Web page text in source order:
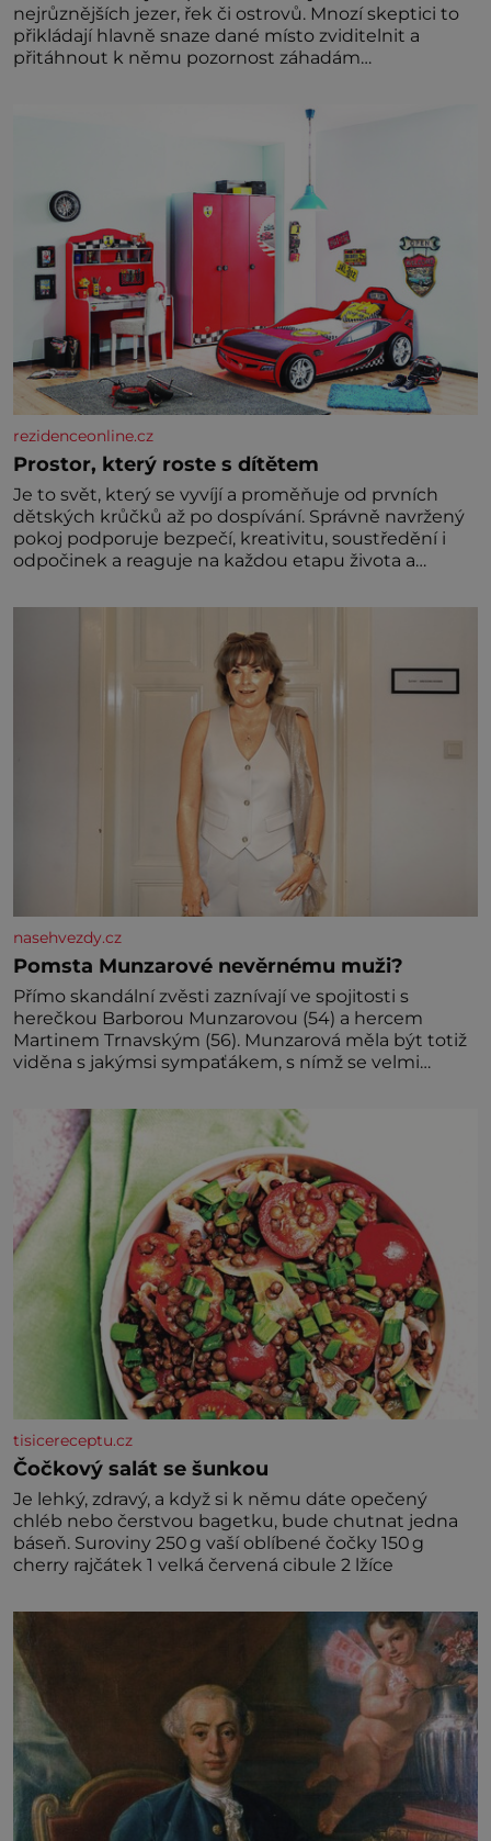
nejrůznějších jezer, řek či ostrovů. Mnozí skeptici to
přikládají hlavně snaze dané místo zviditelnit a
přitáhnout k němu pozornost záhadám
rezidenceonline.cz
Prostor, který roste s dítětem
Je to svět, který se vyvíjí a proměňuje od prvních
dětských krůčků až po dospívání. Správně navržený
pokoj podporuje bezpečí, kreativitu, soustředění i
odpočinek a reaguje na každou etapu života a
jednoduchost, měkkost a bezpečí, proto by pokoj
nasehvezdy.cz
Pomsta Munzarové nevěrnému muži?
Přímo skandální zvěsti zaznívají ve spojitosti s
herečkou Barborou Munzarovou (54) a hercem
Martinem Trnavským (56). Munzarová měla být totiž
viděna s jakýmsi sympaťákem, s nímž se velmi
tisicereceptu.cz
Čočkový salát se šunkou
Je lehký, zdravý, a když si k němu dáte opečený
chléb nebo čerstvou bagetku, bude chutnat jedna
báseň. Suroviny 250 g vaší oblíbené čočky 150 g
cherry rajčátek 1 velká červená cibule 2 lžíce